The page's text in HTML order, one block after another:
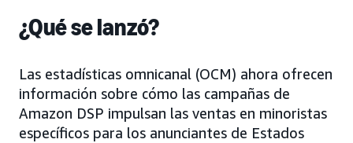
¿Qué se lanzó?
Las estadísticas omnicanal (OCM) ahora ofrecen
información sobre cómo las campañas de
Amazon DSP impulsan las ventas en minoristas
específicos para los anunciantes de Estados